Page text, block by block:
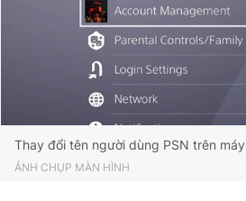
Thay đổi tên người dùng PSN trên
ẢNH CHỤP MÀN HÌNH